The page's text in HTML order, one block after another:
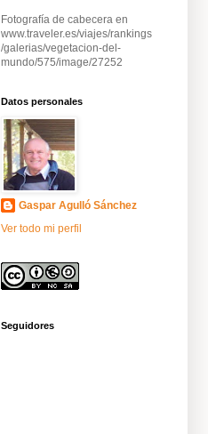
Fotografía de cabecera en
www.traveler.es/viajes/rankings
/galerias/vegetacion-del-
mundo/575/image/27252
Datos personales
Gaspar Agulló Sánchez
Ver todo mi perfil
Seguidores